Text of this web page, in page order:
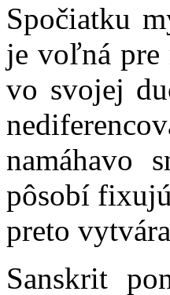
Spočiatku
je voľná pre
vo svojej
namáhavo
pôsobí
preto
Sanskrit